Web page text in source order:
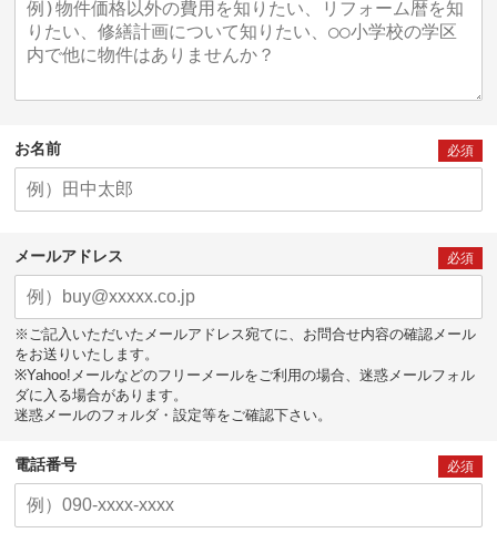
お名前 必須
メールアドレス 必須
※ご記入いただいたメールアドレス宛てに、お問合せ内容の確認メール
をお送りいたします。
※Yahoo!メールなどのフリーメールをご利用の場合、迷惑メールフォル
ダに入る場合があります。
迷惑メールのフォルダ・設定等をご確認下さい。
電話番号 必須